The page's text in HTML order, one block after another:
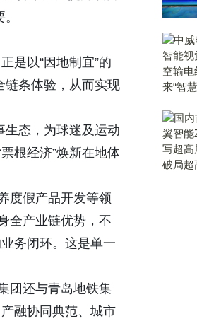
是以“因地制宜”的
链条体验，从而实现
生态，为球迷及运动
根经济”焕新在地体
度假产品开发等领
全产业链优势，不
务闭环。这是单一
团还与青岛地铁集
融协同典范、城市